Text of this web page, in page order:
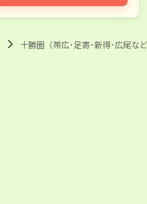
十勝圏（帯広･足寄･新得･広尾な